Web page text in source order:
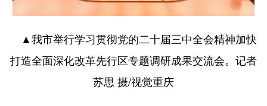
▲我市举行学习贯彻党的二十届三中全会精神加快
打造全面深化改革先行区专题调研成果交流会。记者
苏思 摄/视觉重庆